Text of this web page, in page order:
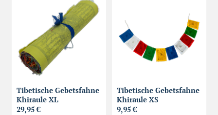
Tibetische Gebetsfahne
Khiraule XL
29,95 €
Tibetische Gebetsfahne
Khiraule XS
9,95 €